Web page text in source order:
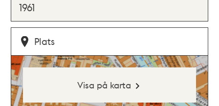
1961
Plats
Visa på karta